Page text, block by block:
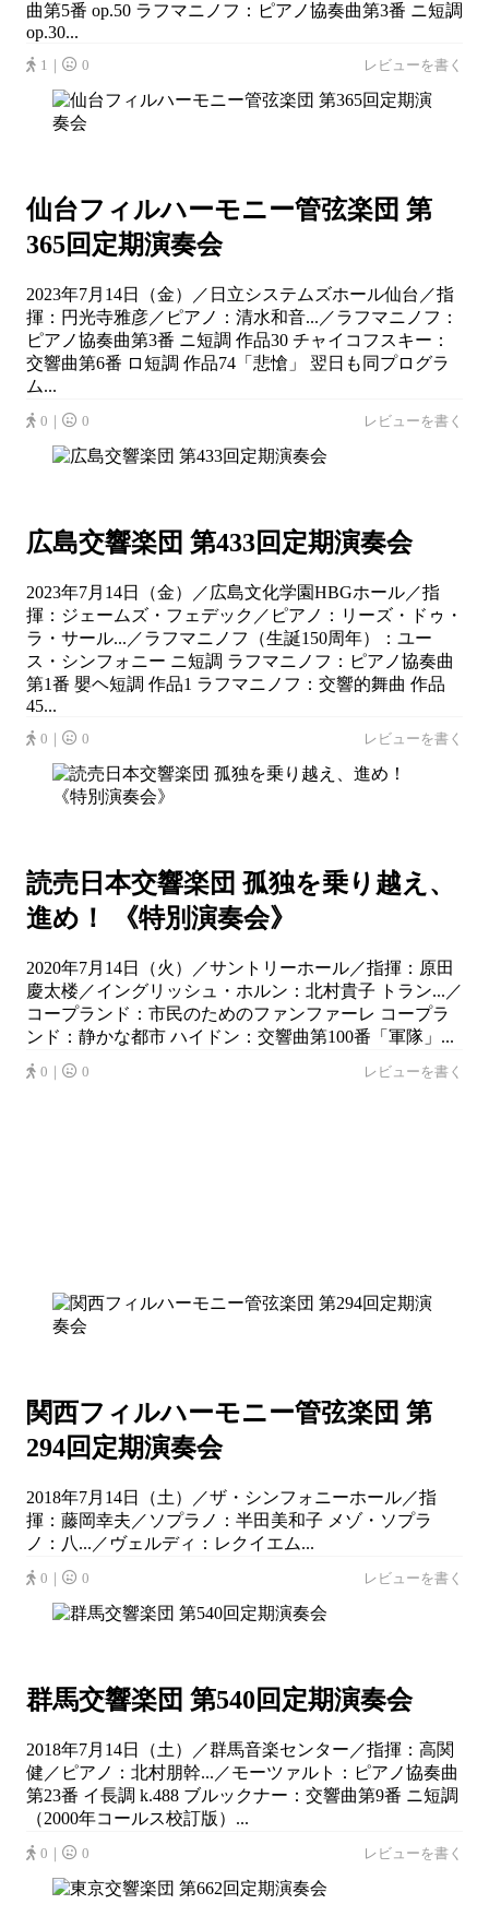
曲第5番 op.50 ラフマニノフ：ピアノ協奏曲第3番 ニ短調
op.30...
1｜ 0 レビューを書く
仙台フィルハーモニー管弦楽団 第
365回定期演奏会
2023年7月14日（金）／日立システムズホール仙台／指
揮：円光寺雅彦／ピアノ：清水和音...／ラフマニノフ：
ピアノ協奏曲第3番 ニ短調 作品30 チャイコフスキー：
交響曲第6番 ロ短調 作品74「悲愴」 翌日も同プログラ
ム...
0｜ 0 レビューを書く
広島交響楽団 第433回定期演奏会
2023年7月14日（金）／広島文化学園HBGホール／指
揮：ジェームズ・フェデック／ピアノ：リーズ・ドゥ・
ラ・サール...／ラフマニノフ（生誕150周年）：ユー
ス・シンフォニー ニ短調 ラフマニノフ：ピアノ協奏曲
第1番 嬰ヘ短調 作品1 ラフマニノフ：交響的舞曲 作品
45...
0｜ 0 レビューを書く
読売日本交響楽団 孤独を乗り越え、
進め！ 《特別演奏会》
2020年7月14日（火）／サントリーホール／指揮：原田
慶太楼／イングリッシュ・ホルン：北村貴子 トラン...／
コープランド：市民のためのファンファーレ コープラ
ンド：静かな都市 ハイドン：交響曲第100番「軍隊」...
0｜ 0 レビューを書く
関西フィルハーモニー管弦楽団 第
294回定期演奏会
2018年7月14日（土）／ザ・シンフォニーホール／指
揮：藤岡幸夫／ソプラノ：半田美和子 メゾ・ソプラ
ノ：八...／ヴェルディ：レクイエム...
0｜ 0 レビューを書く
群馬交響楽団 第540回定期演奏会
2018年7月14日（土）／群馬音楽センター／指揮：高関
健／ピアノ：北村朋幹...／モーツァルト：ピアノ協奏曲
第23番 イ長調 k.488 ブルックナー：交響曲第9番 ニ短調
（2000年コールス校訂版）...
0｜ 0 レビューを書く